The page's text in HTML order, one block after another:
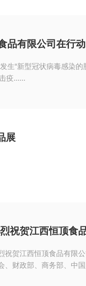
品有限公司在行动
生“新型冠状病毒感染
疫......
展
祝贺江西恒顶食
祝贺江西恒顶食品有限
、财政部、商务部、中